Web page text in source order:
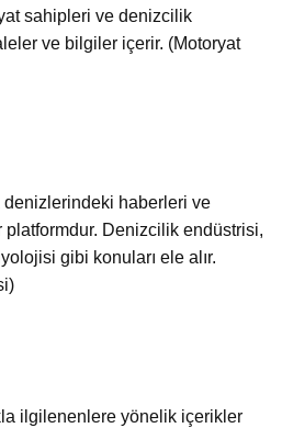
sahipleri ve denizcilik
ve bilgiler içerir. (Motoryat
haberleri ve
Denizcilik endüstrisi,
gibi konuları ele alır.
ilgilenenlere yönelik içerikler